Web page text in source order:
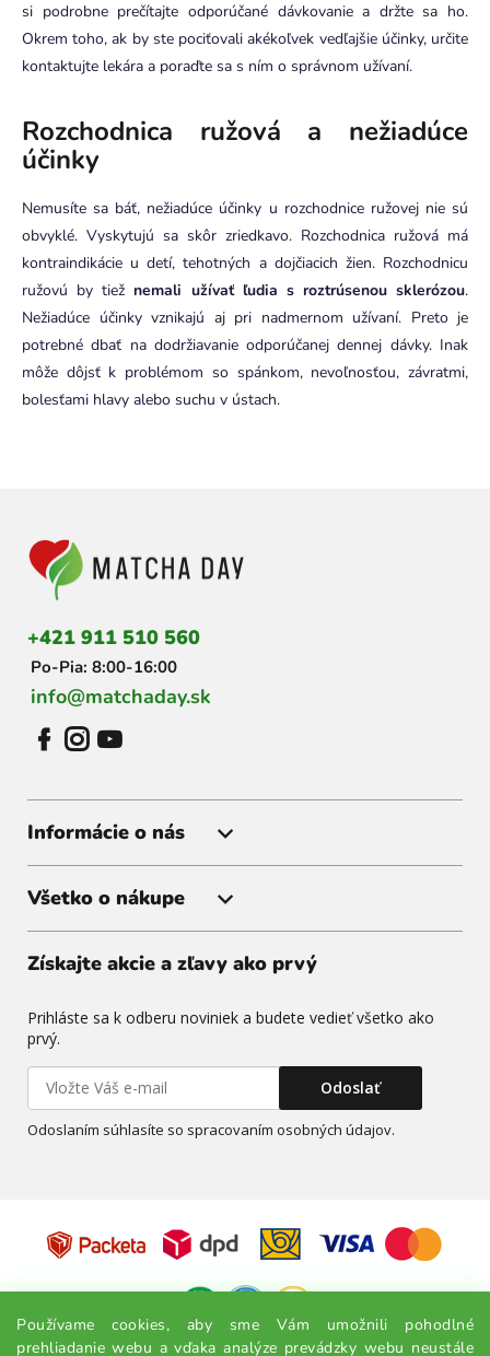
Používame cookies, aby sme Vám umožnili pohodlné
prehliadanie webu a vďaka analýze prevádzky webu neustále
si podrobne prečítajte odporúčané dávkovanie a držte sa ho.
Okrem toho, ak by ste pociťovali akékoľvek vedľajšie účinky, určite
kontaktujte lekára a poraďte sa s ním o správnom užívaní.
Rozchodnica ružová a nežiadúce
účinky
Nemusíte sa báť, nežiadúce účinky u rozchodnice ružovej nie sú
obvyklé. Vyskytujú sa skôr zriedkavo. Rozchodnica ružová má
kontraindikácie u detí, tehotných a dojčiacich žien. Rozchodnicu
ružovú by tiež nemali užívať ľudia s roztrúsenou sklerózou.
Nežiadúce účinky vznikajú aj pri nadmernom užívaní. Preto je
potrebné dbať na dodržiavanie odporúčanej dennej dávky. Inak
môže dôjsť k problémom so spánkom, nevoľnosťou, závratmi,
bolesťami hlavy alebo suchu v ústach.
+421 911 510 560
Po-Pia: 8:00-16:00
info@matchaday.sk
Informácie o nás
Všetko o nákupe
Získajte akcie a zľavy ako prvý
Prihláste sa k odberu noviniek a budete vedieť všetko ako
prvý.
Odoslať
Odoslaním súhlasíte so spracovaním osobných údajov.